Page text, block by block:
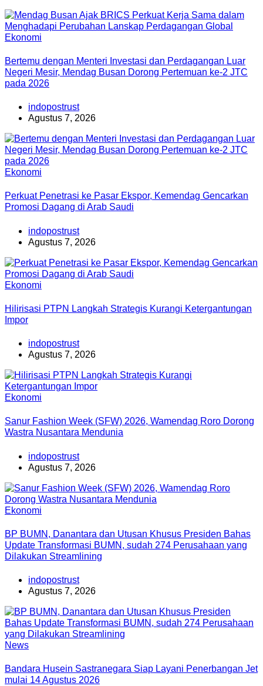
Ekonomi
Bertemu dengan Menteri Investasi dan Perdagangan Luar
Negeri Mesir, Mendag Busan Dorong Pertemuan ke-2 JTC
pada 2026
indopostrust
Agustus 7, 2026
Ekonomi
Perkuat Penetrasi ke Pasar Ekspor, Kemendag Gencarkan
Promosi Dagang di Arab Saudi
indopostrust
Agustus 7, 2026
Ekonomi
Hilirisasi PTPN Langkah Strategis Kurangi Ketergantungan
Impor
indopostrust
Agustus 7, 2026
Ekonomi
Sanur Fashion Week (SFW) 2026, Wamendag Roro Dorong
Wastra Nusantara Mendunia
indopostrust
Agustus 7, 2026
Ekonomi
BP BUMN, Danantara dan Utusan Khusus Presiden Bahas
Update Transformasi BUMN, sudah 274 Perusahaan yang
Dilakukan Streamlining
indopostrust
Agustus 7, 2026
News
Bandara Husein Sastranegara Siap Layani Penerbangan Jet
mulai 14 Agustus 2026